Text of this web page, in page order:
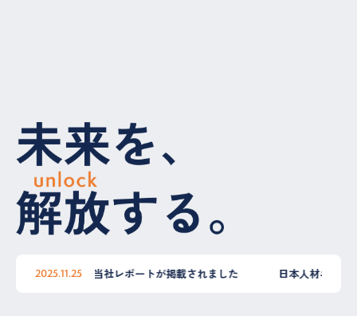
2025.11.25
人材ニュースに当社レポートが掲載されました 日本人材ニュー